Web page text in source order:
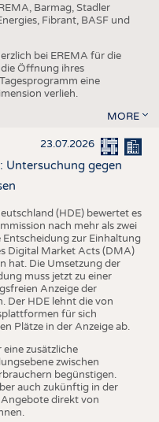
Barmag, Stadler
Fibrant, BASF und
bei EREMA für die
Öffnung ihres
eine
verlieh.
MORE
23.07.2026
Untersuchung gegen
(HDE) bewertet es
nach mehr als zwei
zur Einhaltung
Digital Market Acts (DMA)
hat. Die Umsetzung der
muss jetzt zu einer
Anzeige der
Der HDE lehnt die von
für sich
Plätze in der Anzeige ab.
zusätzliche
zwischen
begünstigen.
auch zukünftig in der
Angebote direkt von